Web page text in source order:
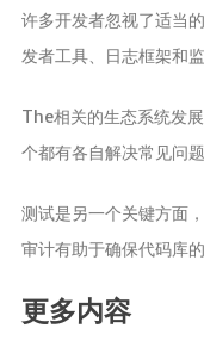
许多开发者忽视了适当
发者工具、日志框架和
The相关的生态系统发
个都有各自解决常见问题
测试是另一个关键方面
审计有助于确保代码库
更多内容